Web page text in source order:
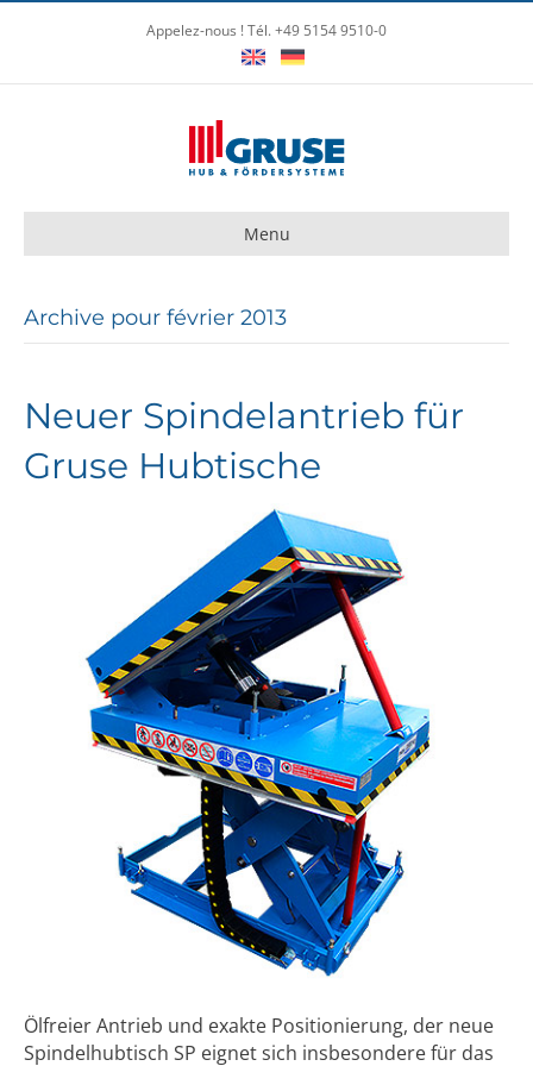
Appelez-nous ! Tél. +49 5154 9510-0
Menu
Archive pour février 2013
Neuer Spindelantrieb für
Gruse Hubtische
Ölfreier Antrieb und exakte Positionierung, der neue
Spindelhubtisch SP eignet sich insbesondere für das